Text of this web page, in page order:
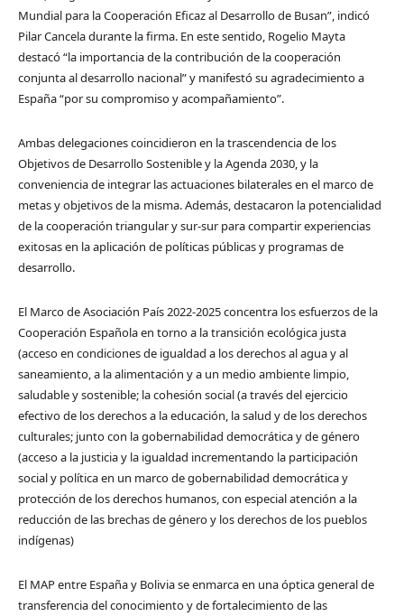
Mundial para la Cooperación Eficaz al Desarrollo de Busan”, indicó
Pilar Cancela durante la firma. En este sentido, Rogelio Mayta
destacó “la importancia de la contribución de la cooperación
conjunta al desarrollo nacional” y manifestó su agradecimiento a
España “por su compromiso y acompañamiento”.
Ambas delegaciones coincidieron en la trascendencia de los
Objetivos de Desarrollo Sostenible y la Agenda 2030, y la
conveniencia de integrar las actuaciones bilaterales en el marco de
metas y objetivos de la misma. Además, destacaron la potencialidad
de la cooperación triangular y sur-sur para compartir experiencias
exitosas en la aplicación de políticas públicas y programas de
desarrollo.
El Marco de Asociación País 2022-2025 concentra los esfuerzos de la
Cooperación Española en torno a la transición ecológica justa
(acceso en condiciones de igualdad a los derechos al agua y al
saneamiento, a la alimentación y a un medio ambiente limpio,
saludable y sostenible; la cohesión social (a través del ejercicio
efectivo de los derechos a la educación, la salud y de los derechos
culturales; junto con la gobernabilidad democrática y de género
(acceso a la justicia y la igualdad incrementando la participación
social y política en un marco de gobernabilidad democrática y
protección de los derechos humanos, con especial atención a la
reducción de las brechas de género y los derechos de los pueblos
indígenas)
El MAP entre España y Bolivia se enmarca en una óptica general de
transferencia del conocimiento y de fortalecimiento de las